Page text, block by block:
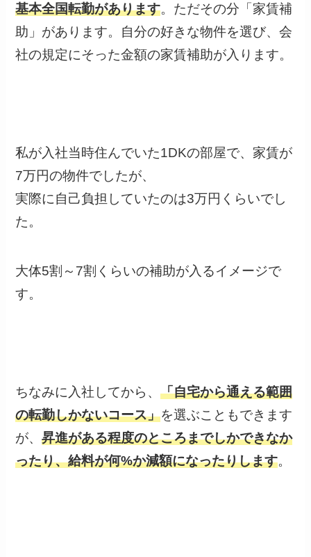
基本全国転勤があります。ただその分「家賃補
助」があります。自分の好きな物件を選び、会
社の規定にそった金額の家賃補助が入ります。
私が入社当時住んでいた1DKの部屋で、家賃が
7万円の物件でしたが、
実際に自己負担していたのは3万円くらいでし
た。
大体5割～7割くらいの補助が入るイメージで
す。
ちなみに入社してから、「自宅から通える範囲
の転勤しかないコース」を選ぶこともできます
が、昇進がある程度のところまでしかできなか
ったり、給料が何%か減額になったりします。